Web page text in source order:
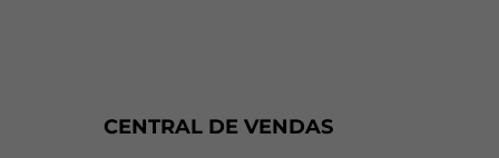
CENTRAL DE VENDAS